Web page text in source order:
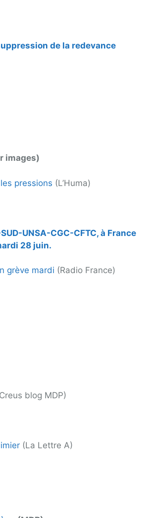
de la redevance
images)
pressions (L’Huma)
UNSA-CGC-CFTC, à France
28 juin.
grève mardi (Radio France)
blog MDP)
(La Lettre A)